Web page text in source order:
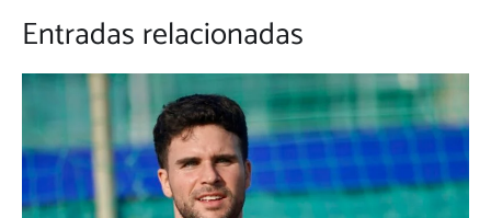
Entradas relacionadas